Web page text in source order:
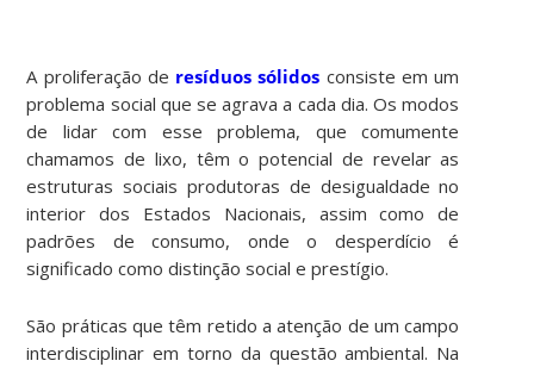
A proliferação de resíduos sólidos consiste em um
problema social que se agrava a cada dia. Os modos
de lidar com esse problema, que comumente
chamamos de lixo, têm o potencial de revelar as
estruturas sociais produtoras de desigualdade no
interior dos Estados Nacionais, assim como de
padrões de consumo, onde o desperdício é
significado como distinção social e prestígio.
São práticas que têm retido a atenção de um campo
interdisciplinar em torno da questão ambiental. Na